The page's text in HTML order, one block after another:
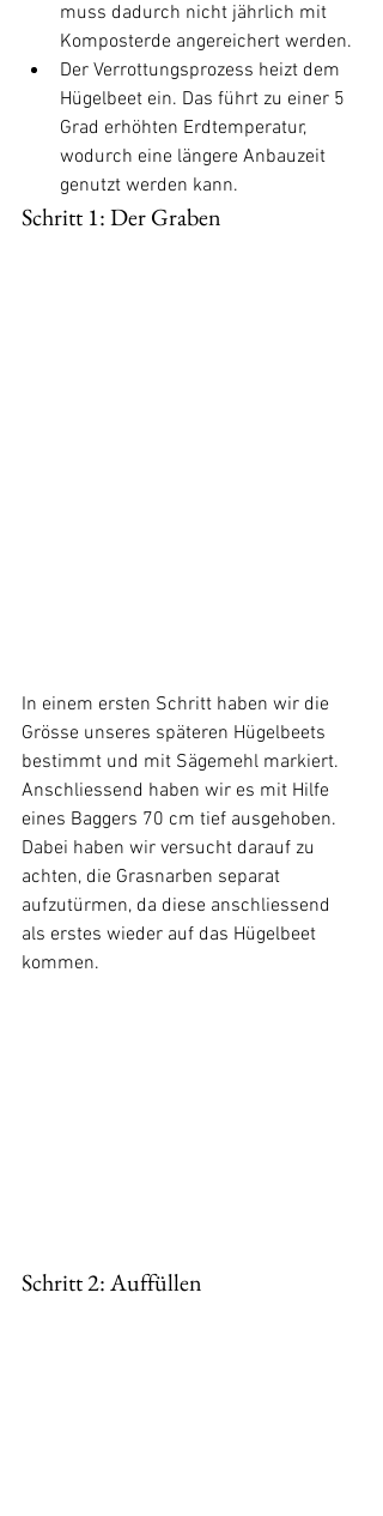
muss dadurch nicht jährlich mit
Komposterde angereichert werden.
Der Verrottungsprozess heizt dem
Hügelbeet ein. Das führt zu einer 5
Grad erhöhten Erdtemperatur,
wodurch eine längere Anbauzeit
genutzt werden kann.
Schritt 1: Der Graben
In einem ersten Schritt haben wir die
Grösse unseres späteren Hügelbeets
bestimmt und mit Sägemehl markiert.
Anschliessend haben wir es mit Hilfe
eines Baggers 70 cm tief ausgehoben.
Dabei haben wir versucht darauf zu
achten, die Grasnarben separat
aufzutürmen, da diese anschliessend
als erstes wieder auf das Hügelbeet
kommen.
Schritt 2: Auffüllen